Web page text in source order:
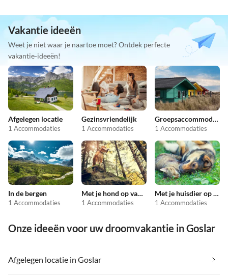
Vakantie ideeën
Weet je niet waar je naartoe moet? Ontdek perfecte
vakantie-ideeën!
Afgelegen locatie
1 Accommodaties
Gezinsvriendelijk
1 Accommodaties
Groepsaccommodatie
1 Accommodaties
In de bergen
1 Accommodaties
Met je hond op vakantie
1 Accommodaties
Met je huisdier op vakantie
1 Accommodaties
Onze ideeën voor uw droomvakantie in Goslar
Afgelegen locatie in Goslar